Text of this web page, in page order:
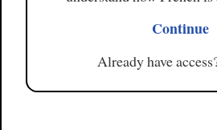
Continue
Already have